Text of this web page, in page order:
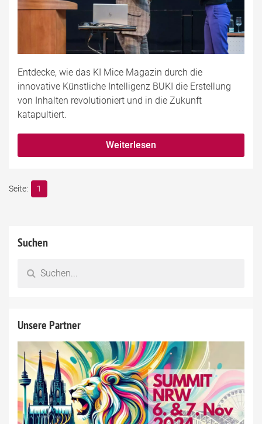
Entdecke, wie das KI Mice Magazin durch die
innovative Künstliche Intelligenz BUKI die Erstellung
von Inhalten revolutioniert und in die Zukunft
katapultiert.
Weiterlesen
1
Suchen
Unsere Partner